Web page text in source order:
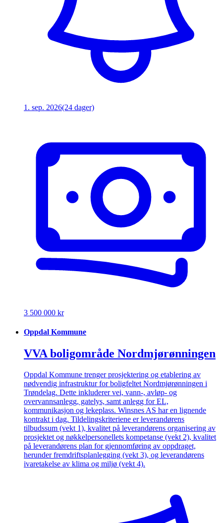
1. sep. 2026(24 dager)
3 500 000 kr
Oppdal Kommune
VVA boligområde Nordmjørønningen
Oppdal Kommune trenger prosjektering og etablering av
nødvendig infrastruktur for boligfeltet Nordmjørønningen i
Trøndelag. Dette inkluderer vei, vann-, avløp- og
overvannsanlegg, gatelys, samt anlegg for EL,
kommunikasjon og lekeplass. Winsnes AS har en lignende
kontrakt i dag. Tildelingskriteriene er leverandørens
tilbudssum (vekt 1), kvalitet på leverandørens organisering av
prosjektet og nøkkelpersonellets kompetanse (vekt 2), kvalitet
på leverandørens plan for gjennomføring av oppdraget,
herunder fremdriftsplanlegging (vekt 3), og leverandørens
ivaretakelse av klima og miljø (vekt 4).